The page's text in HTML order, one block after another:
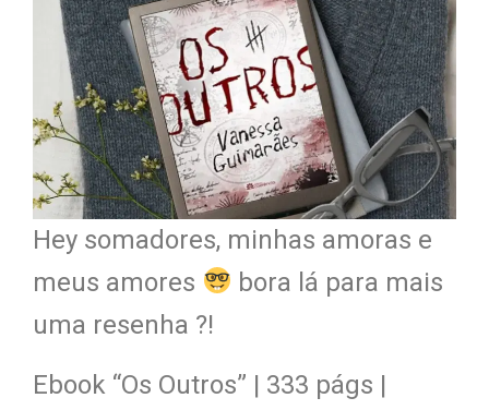
Hey somadores, minhas amoras e
meus amores
bora lá para mais
uma resenha ?!
Ebook “Os Outros” | 333 págs |